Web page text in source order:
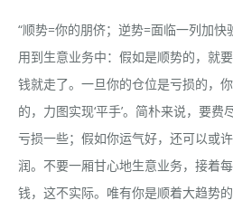
“顺势=你的朋侪；逆势=面临一列加
用到生意业务中：假如是顺势的，就
钱就走了。一旦你的仓位是亏损的，
的，力图实现‘平手’。简朴来说，要
亏损一些；假如你运气好，还可以或
润。不要一厢甘心地生意业务，接着
钱，这不实际。唯有你是顺着大趋势